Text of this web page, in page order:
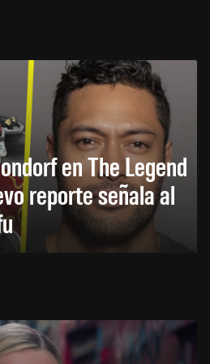
en The Legend
reporte señala al